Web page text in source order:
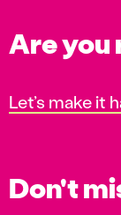
Are you
Let’s make it
Don't